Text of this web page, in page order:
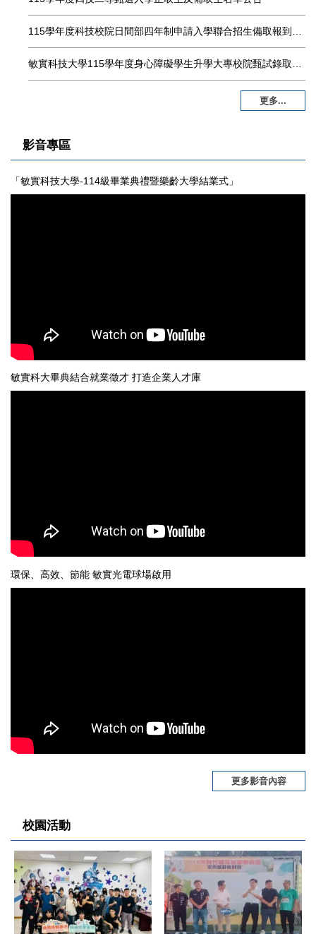
更多...
影音專區
「敏實科技大學-114級畢業典禮暨樂齡大學結業式」
敏實科大畢典結合就業徵才 打造企業人才庫
環保、高效、節能 敏實光電球場啟用
更多影音內容
校園活動